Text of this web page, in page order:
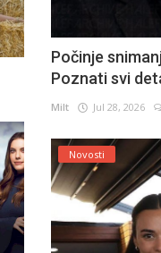
Počinje
Poznati svi
Milt Jul 28, 2026
Novosti